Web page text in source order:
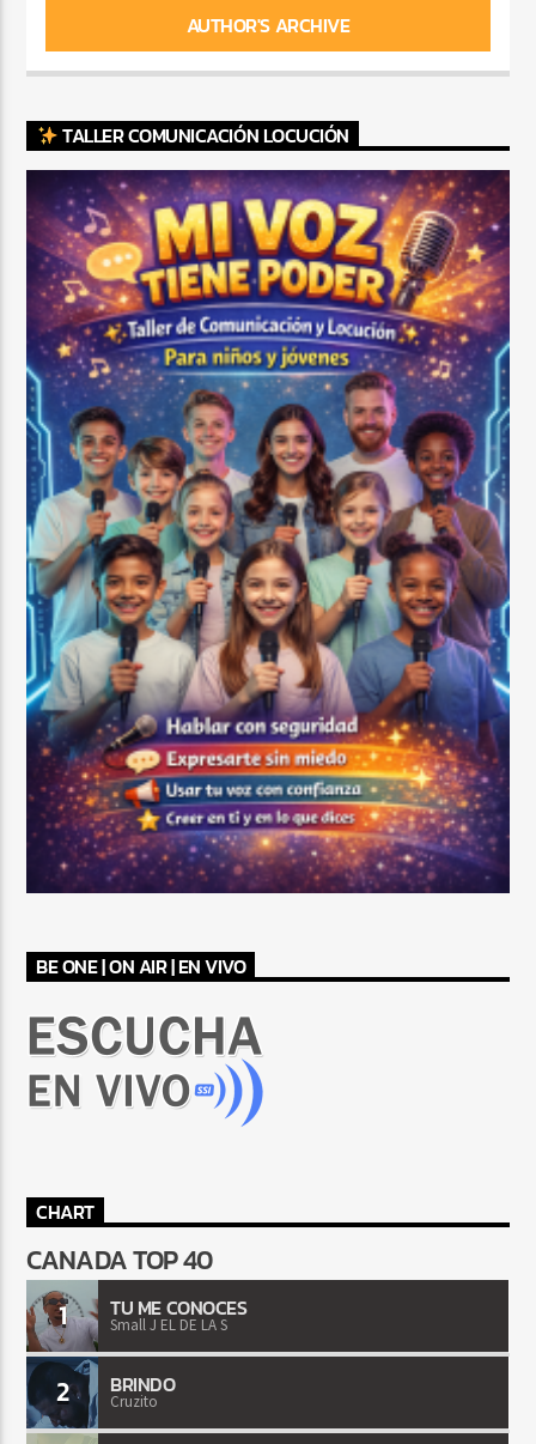
AUTHOR'S ARCHIVE
TALLER COMUNICACIÓN LOCUCIÓN
BE ONE | ON AIR | EN VIVO
CHART
CANADA TOP 40
1 TU ME CONOCES
Small J EL DE LA S
2 BRINDO
Cruzito